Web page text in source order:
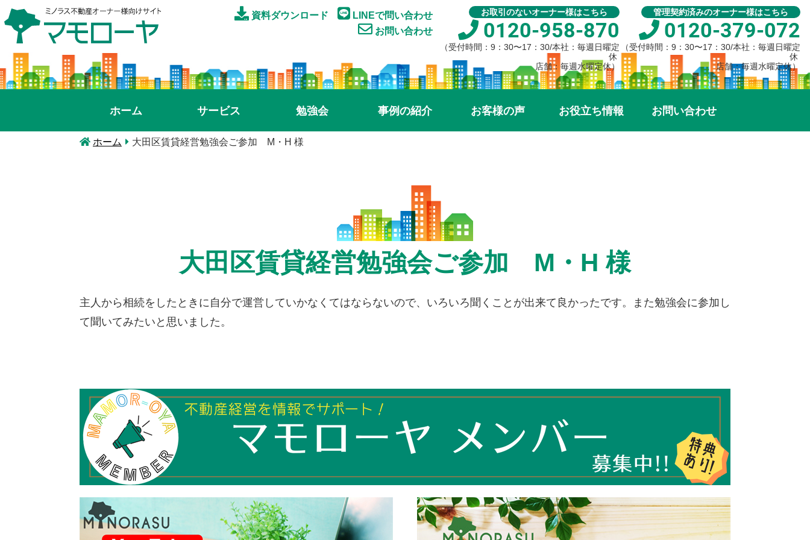
資料ダウンロード
LINEで問い合わせ
お問い合わせ
お取引のないオーナー様はこちら
0120-958-870
（受付時間：9：30〜17：30/本社：毎週日曜定
休
店舗：毎週水曜定休）
管理契約済みのオーナー様はこちら
0120-379-072
（受付時間：9：30〜17：30/本社：毎週日曜定
休
店舗：毎週水曜定休）
ホーム サービス 勉強会 事例の紹介 お客様の声 お役立ち情報 お問い合わせ
ホーム 大田区賃貸経営勉強会ご参加 M・H 様
大田区賃貸経営勉強会ご参加 M・H 様
主人から相続をしたときに自分で運営していかなくてはならないので、いろいろ聞くことが出来て良かったです。また勉強会に参加し
て聞いてみたいと思いました。